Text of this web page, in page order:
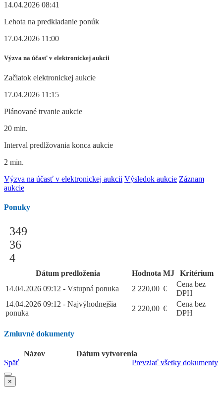
14.04.2026 08:41
Lehota na predkladanie ponúk
17.04.2026 11:00
Výzva na účasť v elektronickej aukcii
Začiatok elektronickej aukcie
17.04.2026 11:15
Plánované trvanie aukcie
20 min.
Interval predlžovania konca aukcie
2 min.
Výzva na účasť v elektronickej aukcii Výsledok aukcie Záznam
aukcie
Ponuky
349
36
4
Dátum predloženia Hodnota MJ
Kritérium
14.04.2026 09:12 - Vstupná ponuka
2 220,00 €
Cena bez
DPH
14.04.2026 09:12 - Najvýhodnejšia
ponuka
2 220,00 €
Cena bez
DPH
Zmluvné dokumenty
Názov
Dátum vytvorenia
Prevziať všetky dokumenty
Späť
×